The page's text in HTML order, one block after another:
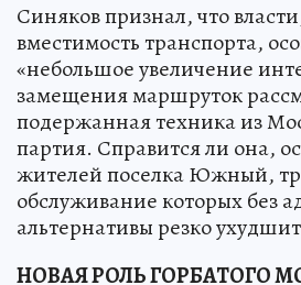
Синяков признал, что
вместимость транспорта,
«небольшое увеличение
замещения маршруток
подержанная техника из
партия. Справится ли она,
жителей поселка Южный,
обслуживание которых без
альтернативы резко
НОВАЯ РОЛЬ ГОРБАТОГО